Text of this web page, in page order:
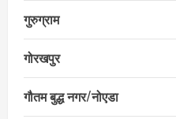
गुरुग्राम
गोरखपुर
गौतम बुद्ध नगर/नोएडा